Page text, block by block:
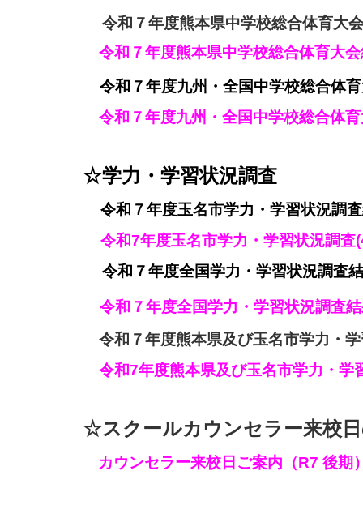
令和７年度熊本県中学校総合体育大
令和７年度熊本県中学校総合体育大
令和７年度九州・全国中学校総合体
令和７年度九州・全国中学校総合体
☆学力・学習状況調査
令和７年度玉名市学力・学習状況調
令和7年度玉名市学力・学習状況調
令和７年度全国学力・学習状況調査
令和 ７年度全国学力・学習状況調査
令和７年度熊本県及び玉名市学力・
令和7年度熊本県及び玉名市学力・
☆スクールカウンセラー来校
カウンセラー来校日ご案内（R7 後期